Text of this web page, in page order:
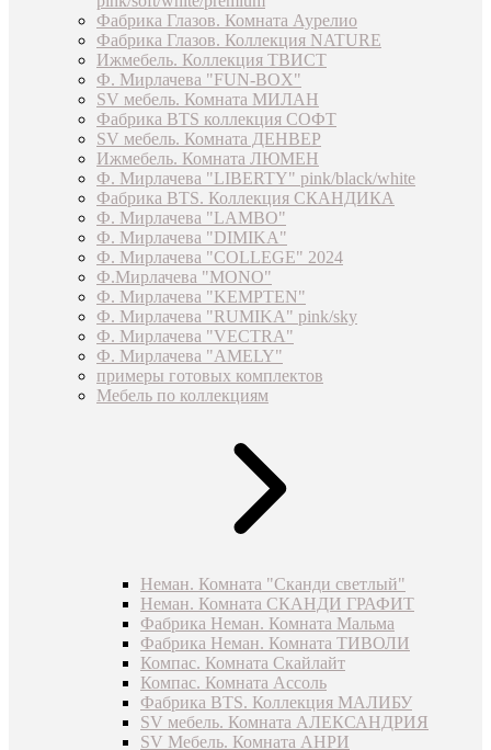
Фабрика Глазов. Комната Аурелио
Фабрика Глазов. Коллекция NATURE
Ижмебель. Коллекция ТВИСТ
Ф. Мирлачева "FUN-BOX"
SV мебель. Комната МИЛАН
Фабрика BTS коллекция СОФТ
SV мебель. Комната ДЕНВЕР
Ижмебель. Комната ЛЮМЕН
Ф. Мирлачева "LIBERTY" pink/black/white
Фабрика BTS. Коллекция СКАНДИКА
Ф. Мирлачева "LAMBO"
Ф. Мирлачева "DIMIKA"
Ф. Мирлачева "COLLEGE" 2024
Ф.Мирлачева "MONO"
Ф. Мирлачева "KEMPTEN"
Ф. Мирлачева "RUMIKA" pink/sky
Ф. Мирлачева "VECTRA"
Ф. Мирлачева "AMELY"
примеры готовых комплектов
Мебель по коллекциям
Неман. Комната "Сканди светлый"
Неман. Комната СКАНДИ ГРАФИТ
Фабрика Неман. Комната Мальма
Фабрика Неман. Комната ТИВОЛИ
Компас. Комната Скайлайт
Компас. Комната Ассоль
Фабрика BTS. Коллекция МАЛИБУ
SV мебель. Комната АЛЕКСАНДРИЯ
SV Мебель. Комната АНРИ